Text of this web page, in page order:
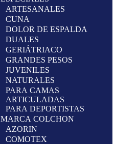
ARTESANALES
CUNA
DOLOR DE ESPALDA
DUALES
GERIÁTRIACO
GRANDES PESOS
JUVENILES
NATURALES
PARA CAMAS
ARTICULADAS
PARA DEPORTISTAS
MARCA COLCHON
AZORIN
COMOTEX